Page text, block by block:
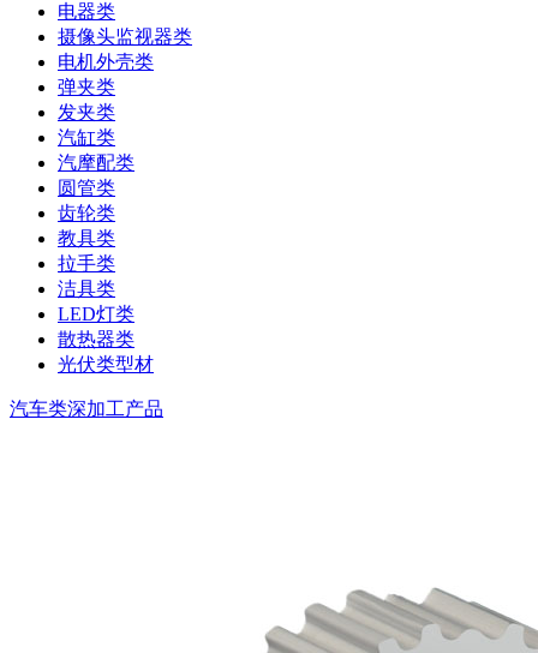
电器类
摄像头监视器类
电机外壳类
弹夹类
发夹类
汽缸类
汽摩配类
圆管类
齿轮类
教具类
拉手类
洁具类
LED灯类
散热器类
光伏类型材
汽车类深加工产品